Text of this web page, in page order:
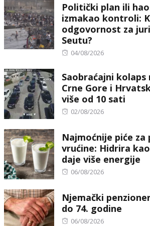
Politički plan ili
izmakao kontroli:
odgovornost za
Seutu?
Posted
04/08/2026
Saobraćajni kolaps
Crne Gore i
više od 10 sati
Posted
02/08/2026
Najmoćnije piće za
vrućine: Hidrira
daje više energije
Posted
06/08/2026
Njemački
do 74. godine
Posted
06/08/2026